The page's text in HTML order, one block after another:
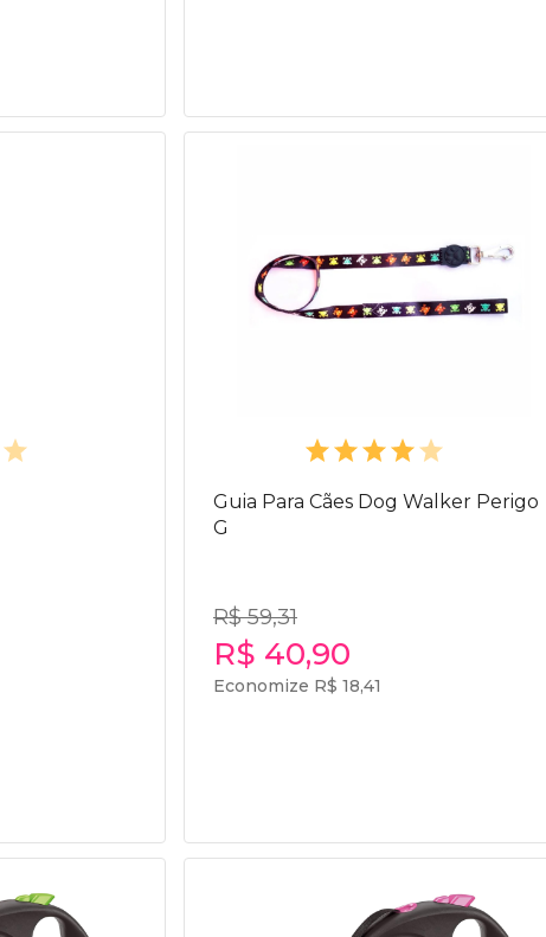
Guia Para Cães Dog Walker Perigo
G
R$ 59,31
R$ 40,90
Economize R$ 18,41